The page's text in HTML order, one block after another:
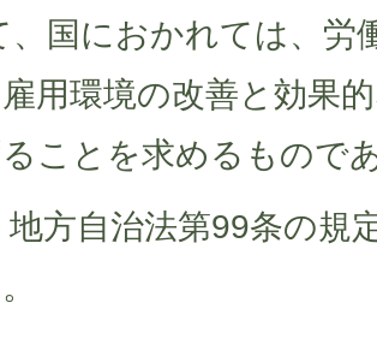
、国におかれては、労
用環境の改善と効果
ことを求めるもので
地方自治法第99条の規